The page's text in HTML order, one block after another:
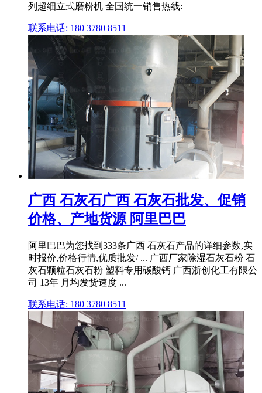
列超细立式磨粉机 全国统一销售热线:
联系电话: 180 3780 8511
广西 石灰石广西 石灰石批发、促销
价格、产地货源 阿里巴巴
阿里巴巴为您找到333条广西 石灰石产品的详细参数,实
时报价,价格行情,优质批发/ ... 广西厂家除湿石灰石粉 石
灰石颗粒石灰石粉 塑料专用碳酸钙 广西浙创化工有限公
司 13年 月均发货速度 ...
联系电话: 180 3780 8511